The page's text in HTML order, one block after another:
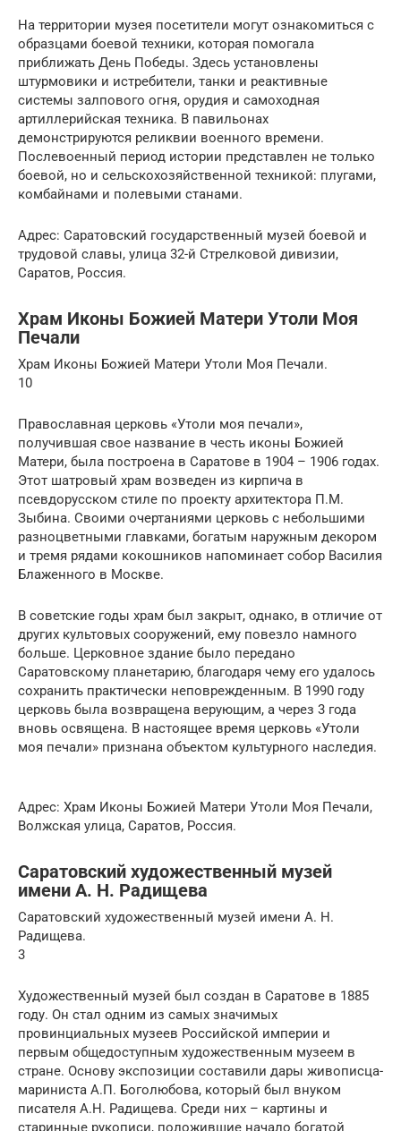
На территории музея посетители могут ознакомиться с
образцами боевой техники, которая помогала
приближать День Победы. Здесь установлены
штурмовики и истребители, танки и реактивные
системы залпового огня, орудия и самоходная
артиллерийская техника. В павильонах
демонстрируются реликвии военного времени.
Послевоенный период истории представлен не только
боевой, но и сельскохозяйственной техникой: плугами,
комбайнами и полевыми станами.
Адрес: Саратовский государственный музей боевой и
трудовой славы, улица 32-й Стрелковой дивизии,
Саратов, Россия.
Храм Иконы Божией Матери Утоли Моя
Печали
Храм Иконы Божией Матери Утоли Моя Печали.
10
Православная церковь «Утоли моя печали»,
получившая свое название в честь иконы Божией
Матери, была построена в Саратове в 1904 – 1906 годах.
Этот шатровый храм возведен из кирпича в
псевдорусском стиле по проекту архитектора П.М.
Зыбина. Своими очертаниями церковь с небольшими
разноцветными главками, богатым наружным декором
и тремя рядами кокошников напоминает собор Василия
Блаженного в Москве.
В советские годы храм был закрыт, однако, в отличие от
других культовых сооружений, ему повезло намного
больше. Церковное здание было передано
Саратовскому планетарию, благодаря чему его удалось
сохранить практически неповрежденным. В 1990 году
церковь была возвращена верующим, а через 3 года
вновь освящена. В настоящее время церковь «Утоли
моя печали» признана объектом культурного наследия.
Адрес: Храм Иконы Божией Матери Утоли Моя Печали,
Волжская улица, Саратов, Россия.
Саратовский художественный музей
имени А. Н. Радищева
Саратовский художественный музей имени А. Н.
Радищева.
3
Художественный музей был создан в Саратове в 1885
году. Он стал одним из самых значимых
провинциальных музеев Российской империи и
первым общедоступным художественным музеем в
стране. Основу экспозиции составили дары живописца-
мариниста А.П. Боголюбова, который был внуком
писателя А.Н. Радищева. Среди них – картины и
старинные рукописи, положившие начало богатой